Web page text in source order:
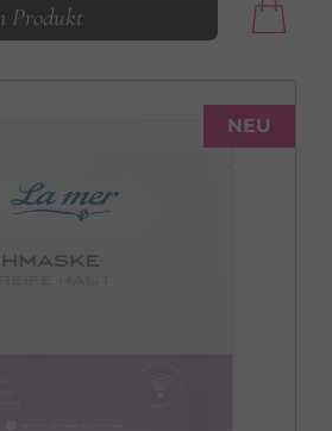
& trockene Haut
MED »
Produkt
NEU